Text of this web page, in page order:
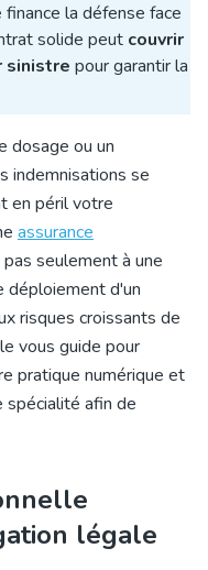
la défense face
solide peut couvrir
sinistre pour garantir la
dosage ou un
indemnisations se
en péril votre
assurance
seulement à une
déploiement d'un
risques croissants de
vous guide pour
pratique numérique et
spécialité afin de
légale